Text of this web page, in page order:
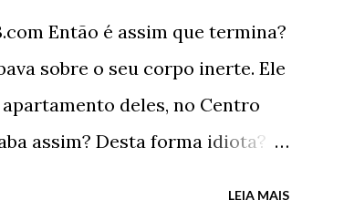
Então é assim que termina?
sobre o seu corpo inerte. Ele
deles, no Centro
assim? Desta forma idiota?
LEIA MAIS